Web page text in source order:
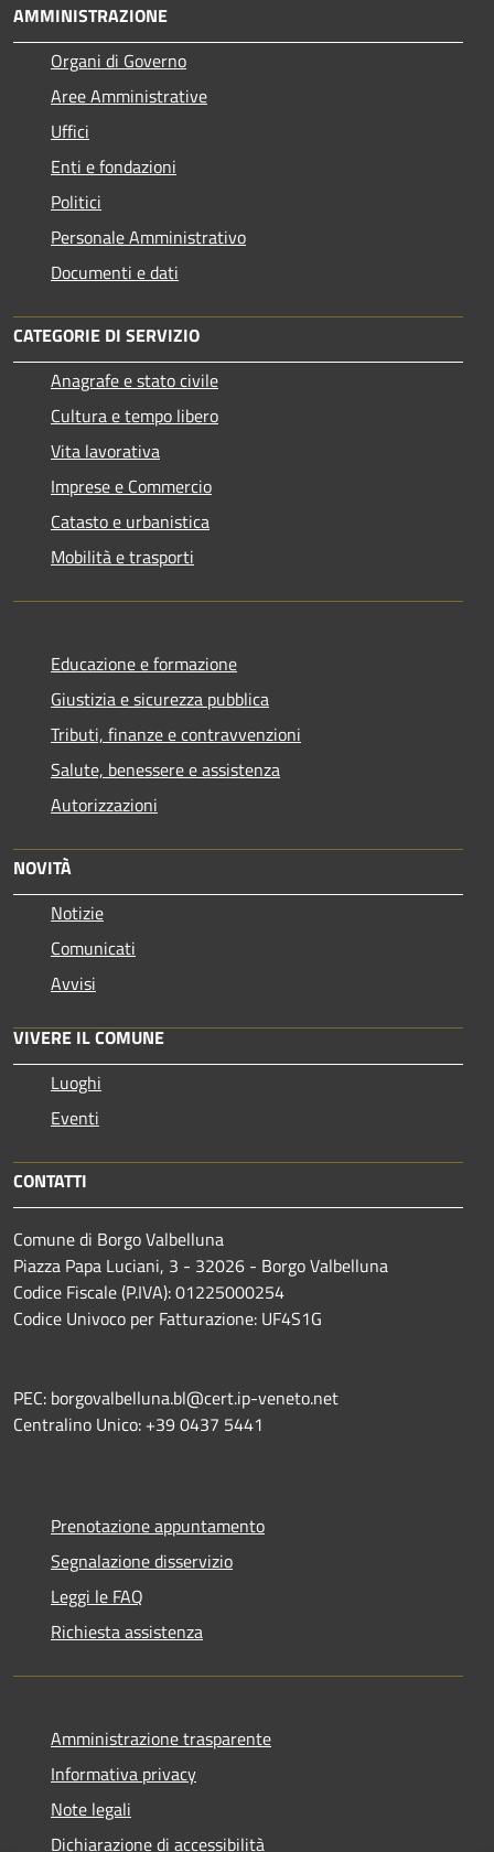
AMMINISTRAZIONE
Organi di Governo
Aree Amministrative
Uffici
Enti e fondazioni
Politici
Personale Amministrativo
Documenti e dati
CATEGORIE DI SERVIZIO
Anagrafe e stato civile
Cultura e tempo libero
Vita lavorativa
Imprese e Commercio
Catasto e urbanistica
Mobilità e trasporti
Educazione e formazione
Giustizia e sicurezza pubblica
Tributi, finanze e contravvenzioni
Salute, benessere e assistenza
Autorizzazioni
NOVITÀ
Notizie
Comunicati
Avvisi
VIVERE IL COMUNE
Luoghi
Eventi
CONTATTI
Comune di Borgo Valbelluna
Piazza Papa Luciani, 3 - 32026 - Borgo Valbelluna
Codice Fiscale (P.IVA): 01225000254
Codice Univoco per Fatturazione: UF4S1G
PEC: borgovalbelluna.bl@cert.ip-veneto.net
Centralino Unico: +39 0437 5441
Prenotazione appuntamento
Segnalazione disservizio
Leggi le FAQ
Richiesta assistenza
Amministrazione trasparente
Informativa privacy
Note legali
Dichiarazione di accessibilità